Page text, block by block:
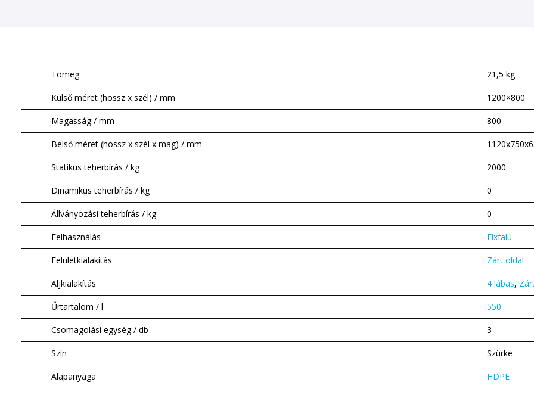
Tömeg 21,5 kg
Külső méret (hossz x szél) / mm 1200×800
Magasság / mm 800
Belső méret (hossz x szél x mag) / mm
Statikus teherbírás / kg 2000
Dinamikus teherbírás / kg 0
Állványozási teherbírás / kg 0
Felhasználás Fixfalú
Felületkialakítás Zárt oldal
Aljkialakítás 4 lábas,
Űrtartalom / l 550
Csomagolási egység / db 3
Szín Szürke
Alapanyaga HDPE